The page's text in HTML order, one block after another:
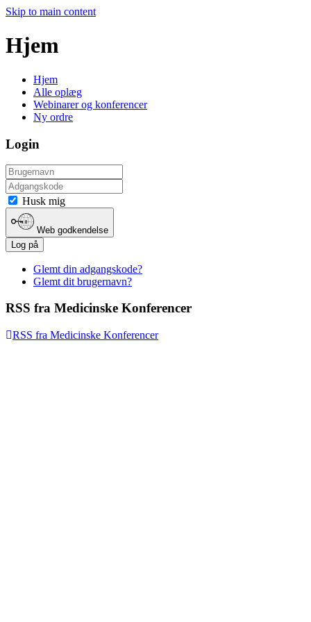
Skip to main content
Hjem
Hjem
Alle oplæg
Webinarer og konferencer
Ny ordre
Login
Husk mig
Web godkendelse
Log på
Glemt din adgangskode?
Glemt dit brugernavn?
RSS fra Medicinske Konferencer
RSS fra Medicinske Konferencer